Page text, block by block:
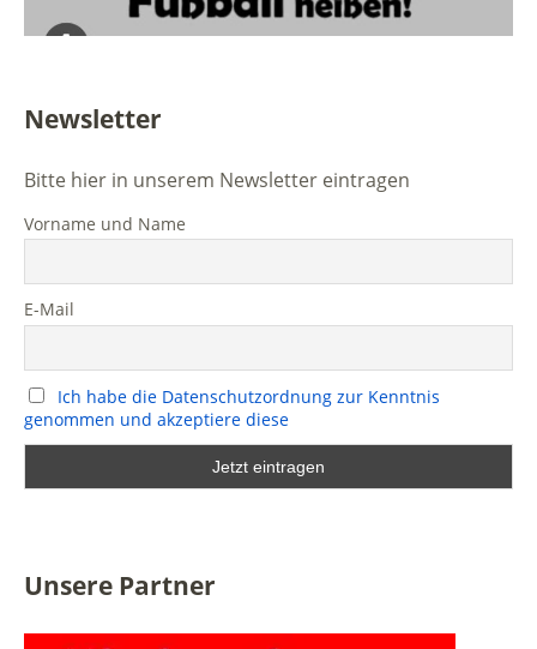
Newsletter
Bitte hier in unserem Newsletter eintragen
Vorname und Name
E-Mail
Ich habe die Datenschutzordnung zur Kenntnis
genommen und akzeptiere diese
Unsere Partner